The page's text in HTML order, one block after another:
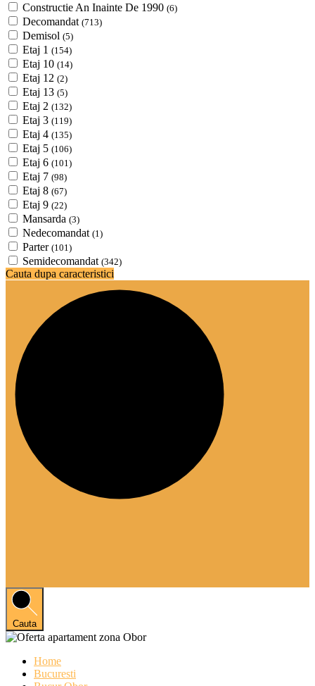
Constructie An Inainte De 1990 (6)
Decomandat (713)
Demisol (5)
Etaj 1 (154)
Etaj 10 (14)
Etaj 12 (2)
Etaj 13 (5)
Etaj 2 (132)
Etaj 3 (119)
Etaj 4 (135)
Etaj 5 (106)
Etaj 6 (101)
Etaj 7 (98)
Etaj 8 (67)
Etaj 9 (22)
Mansarda (3)
Nedecomandat (1)
Parter (101)
Semidecomandat (342)
Cauta dupa caracteristici
Cauta
Home
Bucuresti